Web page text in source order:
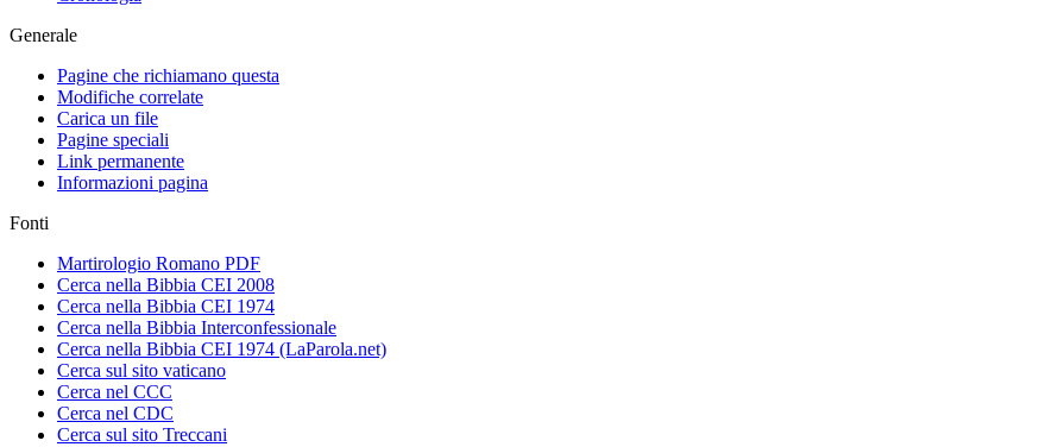
Generale
Pagine che richiamano questa
Modifiche correlate
Carica un file
Pagine speciali
Link permanente
Informazioni pagina
Fonti
Martirologio Romano PDF
Cerca nella Bibbia CEI 2008
Cerca nella Bibbia CEI 1974
Cerca nella Bibbia Interconfessionale
Cerca nella Bibbia CEI 1974 (LaParola.net)
Cerca sul sito vaticano
Cerca nel CCC
Cerca nel CDC
Cerca sul sito Treccani